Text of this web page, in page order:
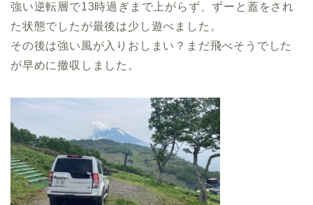
強い逆転層で13時過ぎまで上がらず、ずーと蓋をされ
た状態でしたが最後は少し遊べました。
その後は強い風が入りおしまい？まだ飛べそうでした
が早めに撤収しました。